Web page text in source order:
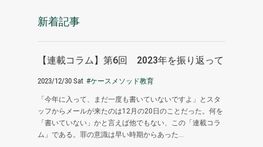
新着記事
【連載コラム】第6回 2023年を振り返って
2023/12/30 Sat #ケースメソッド教育
「今年に入って、まだ一度も書いていないですよ」とスタ
ッフからメールが来たのは12月の20日のことだった。何を
「書いていない」かと言えば他でもない、この「連載コラ
ム」である。罪の意識は早い時期からあった...